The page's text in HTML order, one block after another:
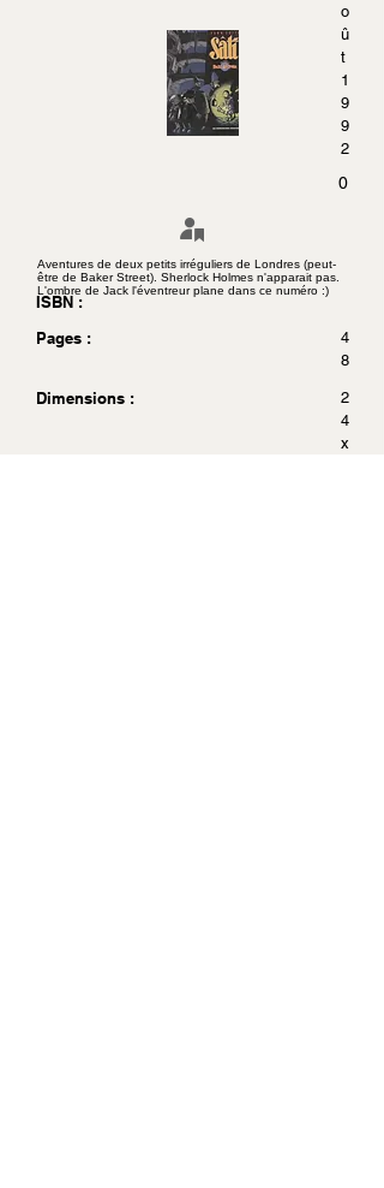
o
û
t
1
9
9
2
0
ISBN :
Pages :
4
8
Dimensions :
2
4
x
Aventures de deux petits irréguliers de Londres (peut-
être de Baker Street). Sherlock Holmes n'apparait pas.
L'ombre de Jack l'éventreur plane dans ce numéro :)